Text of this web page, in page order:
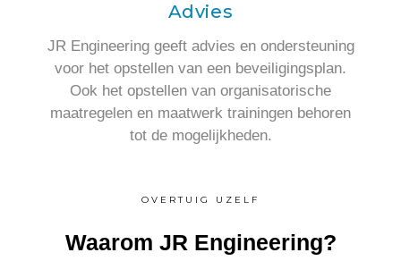
Advies
JR Engineering geeft advies en ondersteuning
voor het opstellen van een beveiligingsplan.
Ook het opstellen van organisatorische
maatregelen en maatwerk trainingen behoren
tot de mogelijkheden.
OVERTUIG UZELF
Waarom JR Engineering?